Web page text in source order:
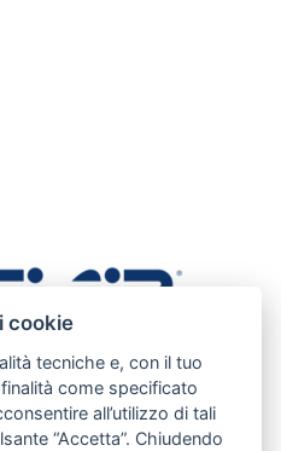
cookie
tecniche e, con il tuo
come specificato
all’utilizzo di tali
“Accetta”. Chiudendo